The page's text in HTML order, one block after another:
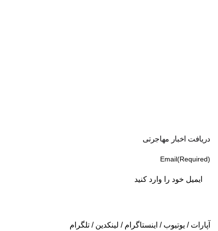
دریافت اخبار مهاجرتی
Email(Required)
آپارات / یوتیوب / اینستاگرام / لینکدین / تلگرام